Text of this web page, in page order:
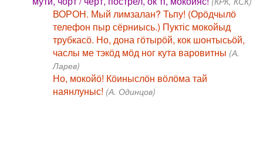
ВОРОН. Мый лимзалан? Тьпу! (Орӧдчылӧ
телефон пыр сёрниысь.) Пуктіс мокойыд
трубкасӧ. Но, дона гӧтырӧй, кок шонтысьӧй,
часлы ме тэкӧд мӧд ног кута варовитны (А.
Ларев)
Но, мокойӧ! Кӧиныслӧн вӧлӧма тай
наянлуныс! (А. Одинцов)